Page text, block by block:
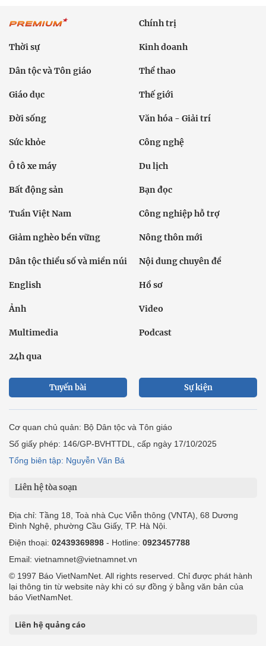
Chính trị
Thời sự Kinh doanh
Dân tộc và Tôn giáo Thể thao
Giáo dục Thế giới
Đời sống Văn hóa - Giải trí
Sức khỏe Công nghệ
Ô tô xe máy Du lịch
Bất động sản Bạn đọc
Tuần Việt Nam Công nghiệp hỗ trợ
Giảm nghèo bền vững Nông thôn mới
Dân tộc thiểu số và miền núi Nội dung chuyên đề
English Hồ sơ
Ảnh Video
Multimedia Podcast
24h qua
Tuyến bài Sự kiện
Cơ quan chủ quản: Bộ Dân tộc và Tôn giáo
Số giấy phép: 146/GP-BVHTTDL, cấp ngày 17/10/2025
Tổng biên tập: Nguyễn Văn Bá
Liên hệ tòa soạn
Địa chỉ: Tầng 18, Toà nhà Cục Viễn thông (VNTA), 68 Dương
Đình Nghệ, phường Cầu Giấy, TP. Hà Nội.
Điện thoại: 02439369898 - Hotline: 0923457788
Email: vietnamnet@vietnamnet.vn
© 1997 Báo VietNamNet. All rights reserved. Chỉ được phát hành
lại thông tin từ website này khi có sự đồng ý bằng văn bản của
báo VietNamNet.
Liên hệ quảng cáo